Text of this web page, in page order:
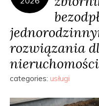
rozwiązania
nieruchomości
categories: usługi